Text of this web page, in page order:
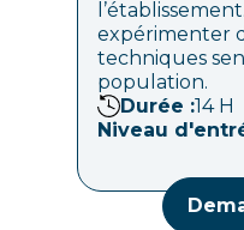
expérimenter
techniques
population.
Durée :14H
Niveau